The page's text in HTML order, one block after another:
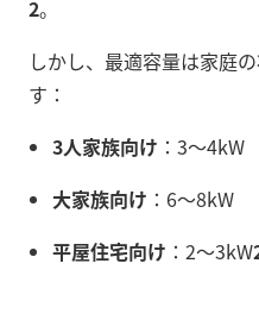
2。
しかし、最適容量は家庭
す：
3人家族向け ：3～4kW
大家族向け ：6～8kW
平屋住宅向け ：2～3kW